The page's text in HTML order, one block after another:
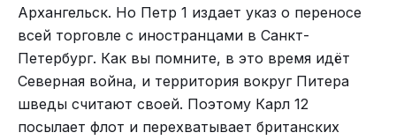
Архангельск. Но Петр 1 издает указ о переносе
всей торговле с иностранцами в Санкт-
Петербург. Как вы помните, в это время идёт
Северная война, и территория вокруг Питера
шведы считают своей. Поэтому Карл 12
посылает флот и перехватывает британских